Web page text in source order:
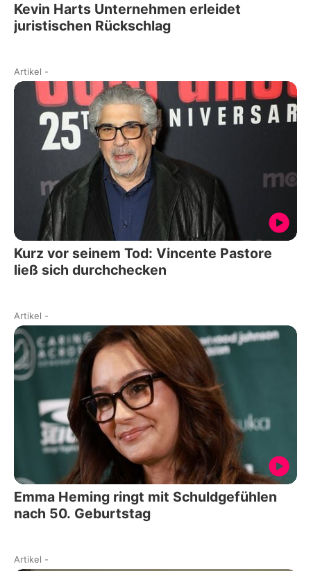
Kevin Harts Unternehmen erleidet
juristischen Rückschlag
Artikel -
Kurz vor seinem Tod: Vincente Pastore
ließ sich durchchecken
Artikel -
Emma Heming ringt mit Schuldgefühlen
nach 50. Geburtstag
Artikel -